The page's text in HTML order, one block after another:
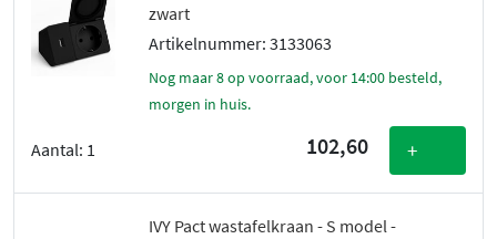
zwart
Artikelnummer: 3133063
Nog maar 8 op voorraad, voor 14:00 besteld,
morgen in huis.
Aantal: 1 102,60 +
IVY Pact wastafelkraan - S model -